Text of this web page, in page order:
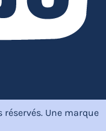
Une marque